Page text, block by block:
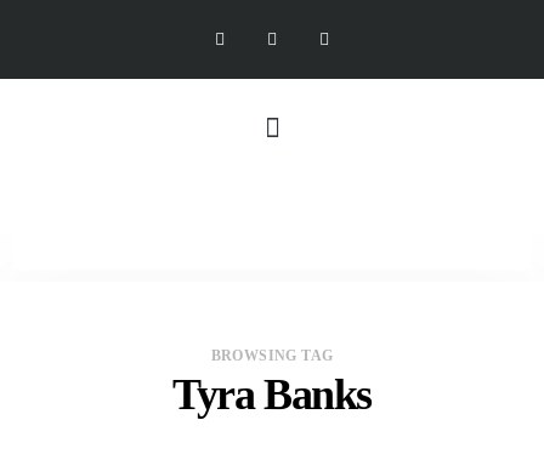
BROWSING TAG
Tyra Banks